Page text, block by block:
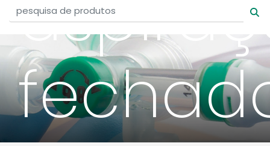
België, Nederlands
Belgique, Français
Canada, English
Canada, Français
China
Colombia
Denmark
Mexico
Nederlands
Norway
Portugal
Russia